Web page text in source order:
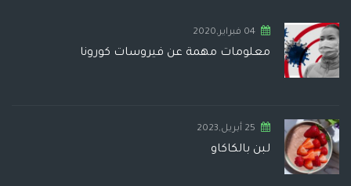
04 فبراير,2020
معلومات مهمة عن فيروسات كورونا
25 أبريل,2023
لبن بالكاكاو